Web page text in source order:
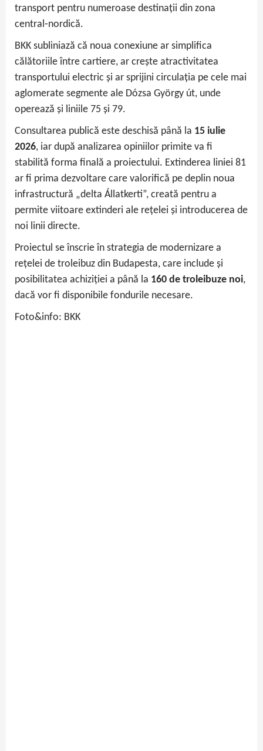
transport pentru numeroase destinații din zona
central‑nordică.
BKK subliniază că noua conexiune ar simplifica
călătoriile între cartiere, ar crește atractivitatea
transportului electric și ar sprijini circulația pe cele mai
aglomerate segmente ale Dózsa György út, unde
operează și liniile 75 și 79.
Consultarea publică este deschisă până la 15 iulie
2026, iar după analizarea opiniilor primite va fi
stabilită forma finală a proiectului. Extinderea liniei 81
ar fi prima dezvoltare care valorifică pe deplin noua
infrastructură „delta Állatkerti”, creată pentru a
permite viitoare extinderi ale rețelei și introducerea de
noi linii directe.
Proiectul se înscrie în strategia de modernizare a
rețelei de troleibuz din Budapesta, care include și
posibilitatea achiziției a până la 160 de troleibuze noi,
dacă vor fi disponibile fondurile necesare.
Foto&info: BKK